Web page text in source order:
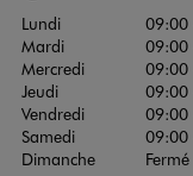
Lundi
09:00
Mardi
09:00
Mercredi
09:00
Jeudi
09:00
Vendredi
09:00
Samedi
09:00
Dimanche
Fermé